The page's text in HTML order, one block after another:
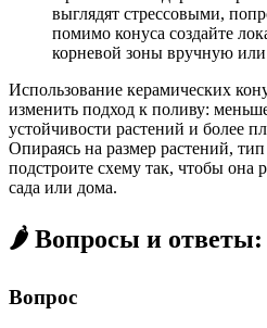
выглядят стрессовыми,
помимо конуса создайте
корневой зоны вручную или
Использование керамических
изменить подход к поливу:
устойчивости растений и более
Опираясь на размер растений,
подстроите схему так, чтобы она
сада или дома.
🌶️ Вопросы и ответы:
Вопрос